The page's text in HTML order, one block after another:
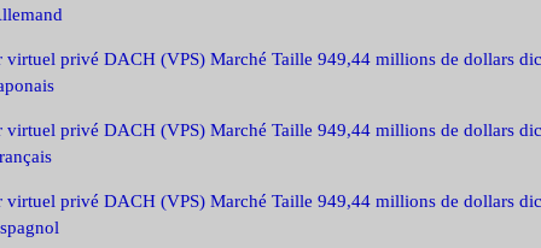
virtuel privé DACH (VPS) Marché Taille 949,44 millions de dollars
virtuel privé DACH (VPS) Marché Taille 949,44 millions de dollars
virtuel privé DACH (VPS) Marché Taille 949,44 millions de dollars